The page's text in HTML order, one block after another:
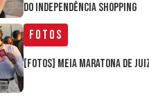
do Independência Shopping
Fotos
[FOTOS] Meia Maratona de